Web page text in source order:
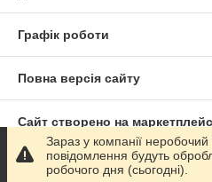
Графік роботи
Повна версія сайту
Сайт створено на
Політика конфіденційності
Зараз у компанії
повідомлення будуть
робочого дня (сьогодні).